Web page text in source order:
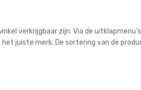
verkrijgbaar zijn. Via de
juiste merk. De sortering van de